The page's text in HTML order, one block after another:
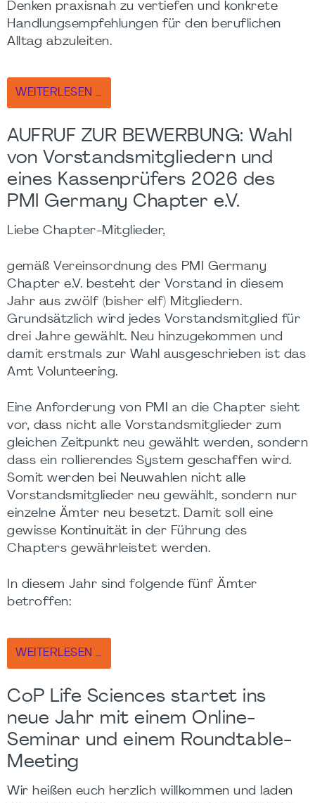
Denken praxisnah zu vertiefen und konkrete
Handlungsempfehlungen für den beruflichen
Alltag abzuleiten.
WEITERLESEN …
AUFRUF ZUR BEWERBUNG: Wahl
von Vorstandsmitgliedern und
eines Kassenprüfers 2026 des
PMI Germany Chapter e.V.
Liebe Chapter-Mitglieder,
gemäß Vereinsordnung des PMI Germany
Chapter e.V. besteht der Vorstand in diesem
Jahr aus zwölf (bisher elf) Mitgliedern.
Grundsätzlich wird jedes Vorstandsmitglied für
drei Jahre gewählt. Neu hinzugekommen und
damit erstmals zur Wahl ausgeschrieben ist das
Amt Volunteering.
Eine Anforderung von PMI an die Chapter sieht
vor, dass nicht alle Vorstandsmitglieder zum
gleichen Zeitpunkt neu gewählt werden, sondern
dass ein rollierendes System geschaffen wird.
Somit werden bei Neuwahlen nicht alle
Vorstandsmitglieder neu gewählt, sondern nur
einzelne Ämter neu besetzt. Damit soll eine
gewisse Kontinuität in der Führung des
Chapters gewährleistet werden.
In diesem Jahr sind folgende fünf Ämter
betroffen:
WEITERLESEN …
CoP Life Sciences startet ins
neue Jahr mit einem Online-
Seminar und einem Roundtable-
Meeting
Wir heißen euch herzlich willkommen und laden